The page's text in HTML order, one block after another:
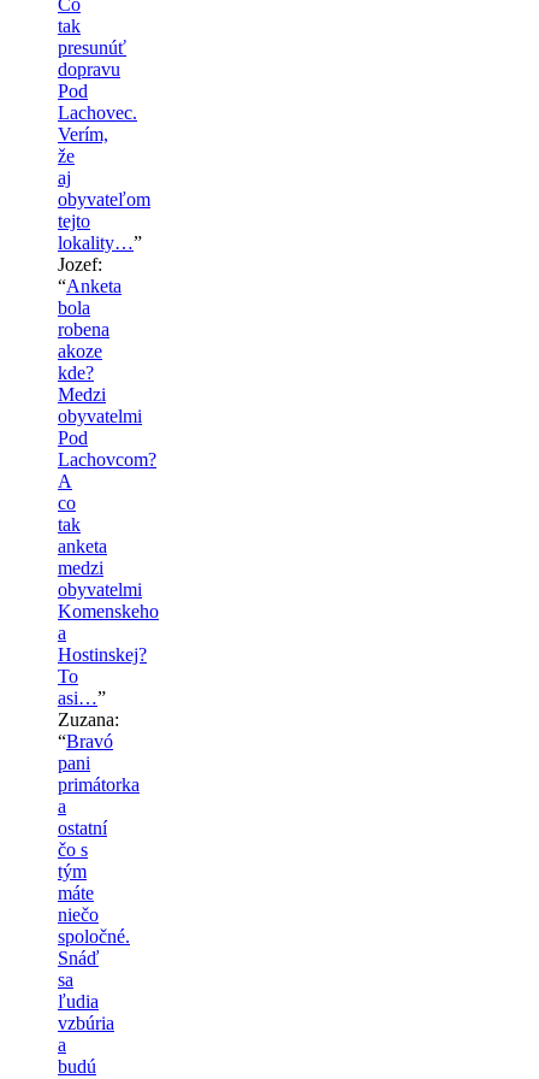
tak
presunúť
dopravu
Pod
Lachovec.
Verím,
že
aj
obyvateľom
tejto
lokality…”
Jozef:
“Anketa
bola
robena
akoze
kde?
Medzi
obyvatelmi
Pod
Lachovcom?
A
co
tak
anketa
medzi
obyvatelmi
Komenskeho
a
Hostinskej?
To
asi…”
Zuzana:
“Bravó
pani
primátorka
a
ostatní
čo s
tým
máte
niečo
spoločné.
Snáď
sa
ľudia
vzbúria
a
budú